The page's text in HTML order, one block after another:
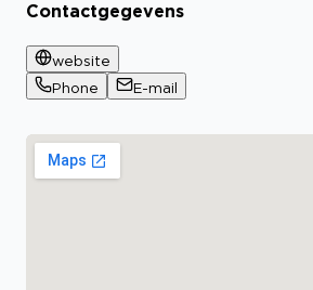
Contactgegevens
website
Phone
E-mail